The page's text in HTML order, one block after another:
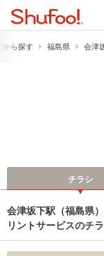
から探す 福島県 会津
チラシ
会津坂下駅（福島県
リントサービスのチ